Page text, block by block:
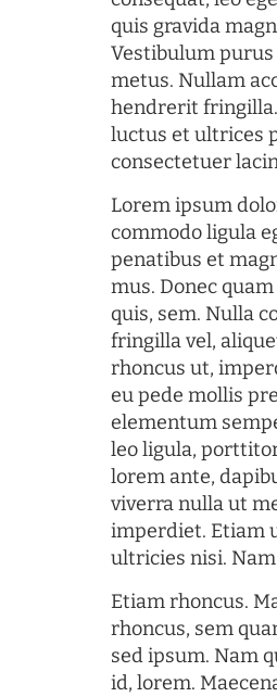
quis gravida
Vestibulum purus
metus. Nullam
hendrerit
luctus et ultrices
consectetuer
Lorem ipsum
commodo ligula
penatibus et
mus. Donec
quis, sem. Nulla
fringilla vel,
rhoncus ut,
eu pede mollis
elementum
leo ligula,
lorem ante,
viverra nulla ut
imperdiet. Etiam
ultricies nisi.
Etiam rhoncus.
rhoncus, sem
sed ipsum. Nam
id, lorem.